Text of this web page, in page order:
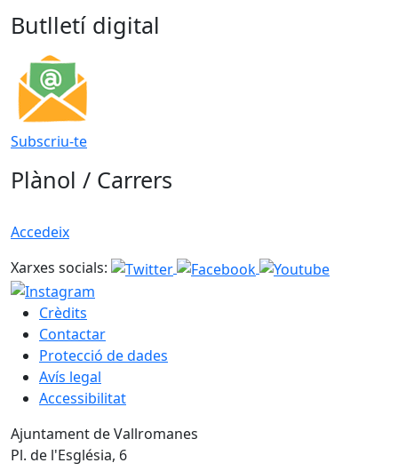
Butlletí digital
Subscriu-te
Plànol / Carrers
Accedeix
Xarxes socials:
Crèdits
Contactar
Protecció de dades
Avís legal
Accessibilitat
Ajuntament de Vallromanes
Pl. de l'Església, 6